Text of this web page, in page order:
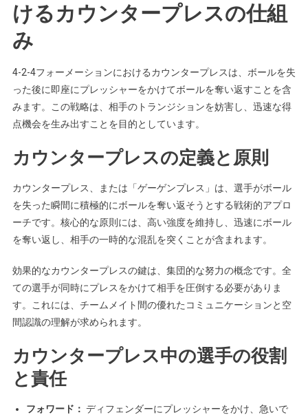
けるカウンタープレスの仕組
み
4-2-4フォーメーションにおけるカウンタープレスは、ボールを失
った後に即座にプレッシャーをかけてボールを奪い返すことを含
みます。この戦略は、相手のトランジションを妨害し、迅速な得
点機会を生み出すことを目的としています。
カウンタープレスの定義と原則
カウンタープレス、または「ゲーゲンプレス」は、選手がボール
を失った瞬間に積極的にボールを奪い返そうとする戦術的アプロ
ーチです。核心的な原則には、高い強度を維持し、迅速にボール
を奪い返し、相手の一時的な混乱を突くことが含まれます。
効果的なカウンタープレスの鍵は、集団的な努力の概念です。全
ての選手が同時にプレスをかけて相手を圧倒する必要がありま
す。これには、チームメイト間の優れたコミュニケーションと空
間認識の理解が求められます。
カウンタープレス中の選手の役割
と責任
フォワード： ディフェンダーにプレッシャーをかけ、急いで